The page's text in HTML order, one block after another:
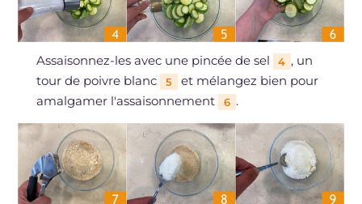
Assaisonnez-les avec une pincée de sel 4 , un
tour de poivre blanc
5
et mélangez bien pour
amalgamer l'assaisonnement
6 .